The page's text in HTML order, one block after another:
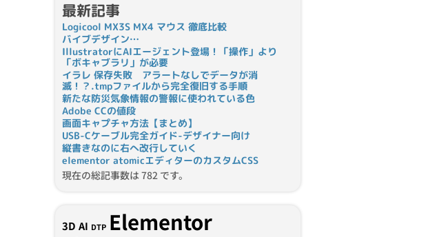
最新記事
Logicool MX3S MX4 マウス 徹底比較
バイブデザイン…
IllustratorにAIエージェント登場！「操作」より
「ボキャブラリ」が必要
イラレ 保存失敗 アラートなしでデータが消
滅！？.tmpファイルから完全復旧する手順
新たな防災気象情報の警報に使われている色
Adobe CCの値段
画面キャプチャ方法【まとめ】
USB-Cケーブル完全ガイド-デザイナー向け
縦書きなのに右へ改行していく
elementor atomicエディターのカスタムCSS
現在の総記事数は 782 です。
3D AI DTP Elementor